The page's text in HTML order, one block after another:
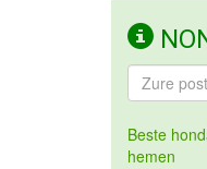
Beste
hemen